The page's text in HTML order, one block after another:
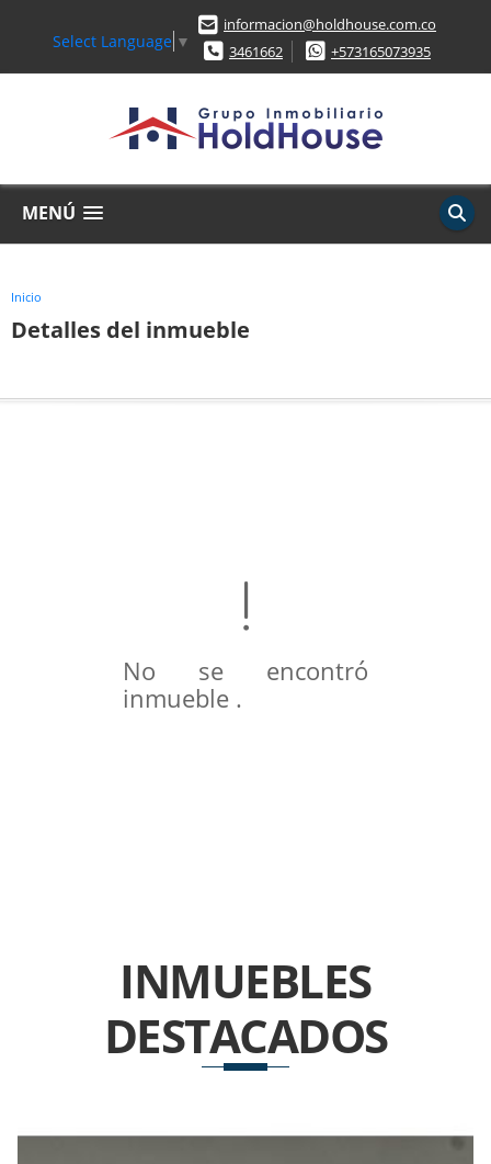
Select Language ▼
informacion@holdhouse.com.co
3461662
+573165073935
MENÚ
Inicio
Detalles del inmueble
No se encontró
inmueble .
INMUEBLES
DESTACADOS